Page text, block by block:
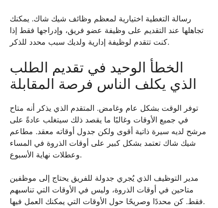
رسالة التغطية اختيارية لمعظم وظائف شيك شاك. يمكنك
تجاهلها عند التقديم على وظيفة عضو فريق، وإدراجها فقط إذا
كنت تتقدم لوظيفة إدارية ولديك سبب محدد للذكر.
الخطأ الوحيد في تقديم الطلب
الذي يكلف الناس فرصة المقابلة
توفر الوقت بشكل عام وغامض. المتقدم الذي يذكر أنه متاح
في جميع الأوقات وغالبًا ما يقصد ذلك سيتغلب عادةً على
مرشح لديه سيرة ذاتية أقوى ولكن جدول أوقاته معقد. مطاعم
شيك شاك تعتمد بشكل كبير على أوقات الذروة في المساء
وعطلات نهاية الأسبوع.
مدير التوظيف الذي يُجري جدولة للفريق يحتاج إلى موظفين
متاحين في أوقات الذروة، وليس في الأوقات التي تناسبهم
فقط. كن محددًا وصريحًا حول الأوقات التي يمكنك العمل فيها.